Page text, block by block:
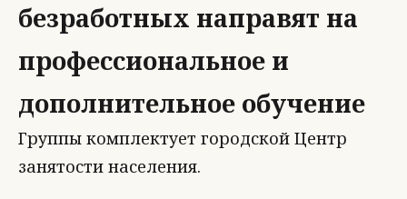
безработных направят на
профессиональное и
дополнительное обучение
Группы комплектует городской Центр
занятости населения.